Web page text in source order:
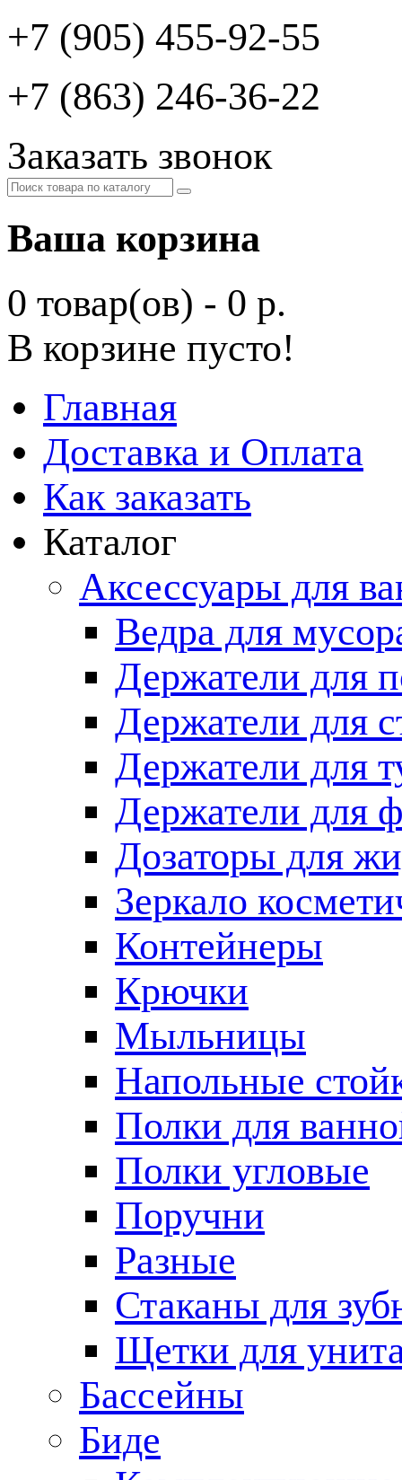
+7 (905) 455-92-55
+7 (863) 246-36-22
Заказать звонок
Ваша корзина
0 товар(ов) - 0 р.
В корзине пусто!
Главная
Доставка и Оплата
Как заказать
Каталог
Аксессуары для
Ведра для
Держатели для
Держатели для
Держатели для
Держатели для
Дозаторы для
Зеркало
Контейнеры
Крючки
Мыльницы
Напольные
Полки для
Полки угловые
Поручни
Разные
Стаканы для
Щетки для
Бассейны
Биде